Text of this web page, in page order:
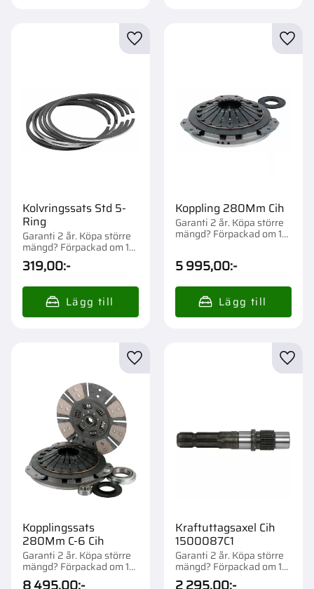
Kolvringssats Std 5-
Ring
Garanti 2 år. Köpa större
mängd? Förpackad om 1
st.
319,00:-
Lägg till i favoriter
Koppling 280Mm Cih
Garanti 2 år. Köpa större
mängd? Förpackad om 1
5 995,00:-
Kopplingssats
280Mm C-6 Cih
Garanti 2 år. Köpa större
mängd? Förpackad om 1
st.
Lägg till i favoriter
Kraftuttagsaxel Cih
1500087C1
Garanti 2 år. Köpa större
mängd? Förpackad om 1
st.